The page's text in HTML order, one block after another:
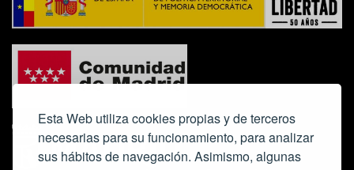
Esta Web utiliza cookies propias y de terceros
necesarias para su funcionamiento, para analizar
sus hábitos de navegación. Asimismo, algunas